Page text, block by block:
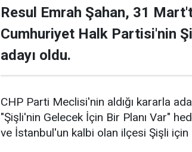
Resul Emrah Şahan, 31
Cumhuriyet Halk Partisi'nin
adayı oldu.
CHP Parti Meclisi'nin aldığı kararla
"Şişli'nin Gelecek İçin Bir Planı Var"
ve İstanbul'un kalbi olan ilçesi Şişli için